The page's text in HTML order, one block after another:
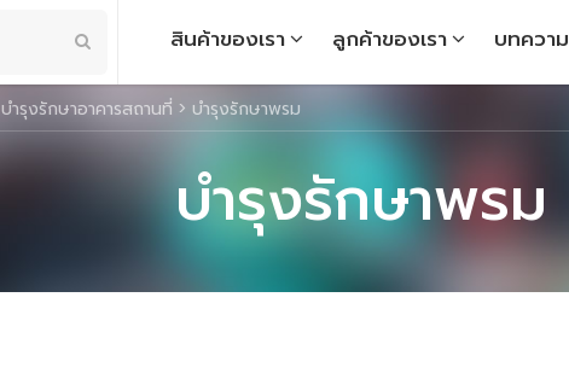
สินค้าของเรา ลูกค้าของเรา บทความ
บำรุงรักษาอาคารสถานที่ > บำรุงรักษาพรม
บำรุงรักษาพรม